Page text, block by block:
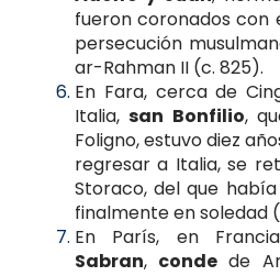
fueron coronados
persecución
ar-Rahman II (c. 825).
En Fara, cerca de
Italia,san Bonfilio,
Foligno, estuvo diez
regresar a Italia, se
Storaco, del que
finalmente en soledad
En París, en
Sabran, conde de